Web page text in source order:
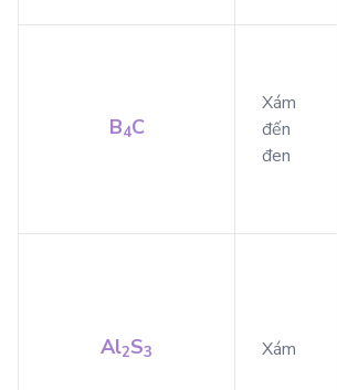
B4C
Xám
đến
đen
Al2S3 Xám